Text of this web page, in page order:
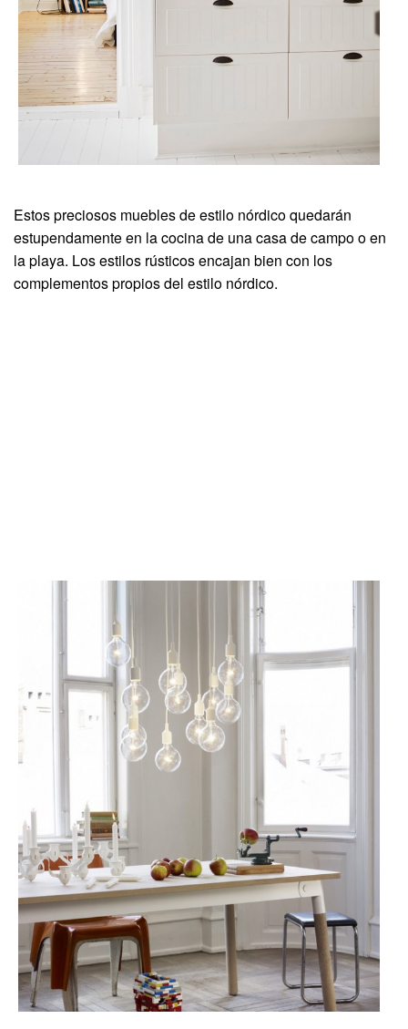
Estos preciosos muebles de estilo nórdico quedarán
estupendamente en la cocina de una casa de campo o en
la playa. Los estilos rústicos encajan bien con los
complementos propios del estilo nórdico.